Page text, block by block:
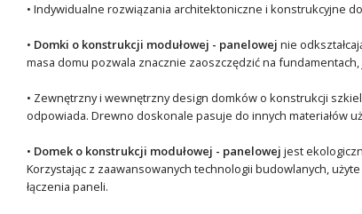
• Indywidualne rozwiązania architektoniczne i konstrukcyjne
• Domki o konstrukcji modułowej - panelowej nie
masa domu pozwala znacznie zaoszczędzić na
• Zewnętrzny i wewnętrzny design domków o konstrukcji
odpowiada. Drewno doskonale pasuje do innych materiałów
• Domek o konstrukcji modułowej - panelowej jest
Korzystając z zaawansowanych technologii budowlanych,
łączenia paneli.